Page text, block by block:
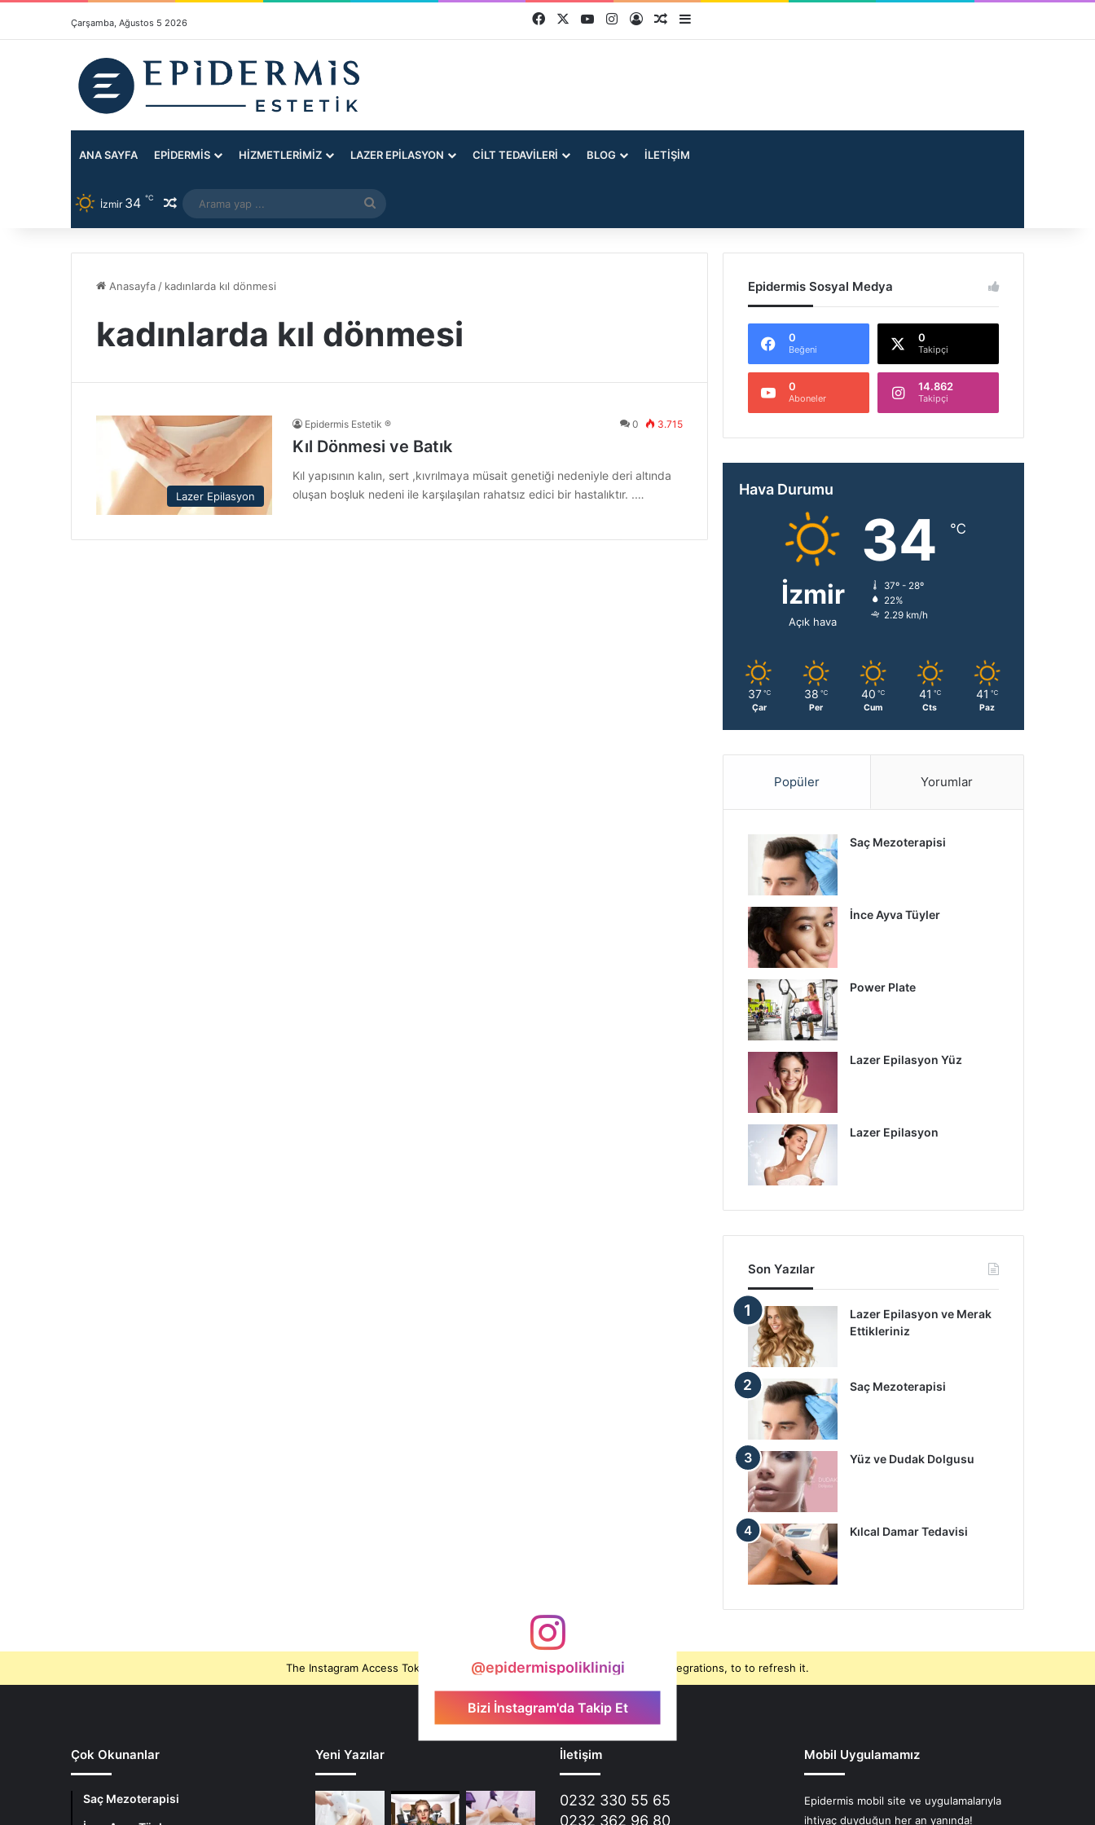
Çarşamba, Ağustos 5 2026 Facebook YouTubeInstagramKayıt OlRastgele Makale
ANA SAYFA EPIDERMIS HIZMETLERIMIZ LAZER EPILASYON CILT TEDAVILERI BLOG İLETIŞIM
İzmir 34 ℃ Rastgele Makale
yap
Anasayfa / kadınlarda kıl dönmesi
kadınlarda kıl dönmesi
Lazer Epilasyon
Epidermis Estetik ® 0 3.715
Kıl Dönmesi ve Batık
Kıl yapısının kalın, sert ,kıvrılmaya müsait genetiği nedeniyle deri altında
oluşan boşluk nedeni ile karşılaşılan rahatsız edici bir hastalıktır. .…
Epidermis Sosyal Medya
0
Beğeni
0
Takipçi
0
Aboneler
14.862
Takipçi
Hava Durumu
İzmir
Açık hava
34 ℃
37º - 28º
22%
2.29 km/h
37 ℃
Çar
38 ℃
Per
40 ℃
Cum
41 ℃
Cts
41 ℃
Paz
Popüler Yorumlar
Saç Mezoterapisi
İnce Ayva Tüyler
Power Plate
Lazer Epilasyon Yüz
Lazer Epilasyon
Son Yazılar
Lazer Epilasyon ve Merak
Ettikleriniz
Saç Mezoterapisi
Yüz ve Dudak Dolgusu
Kılcal Damar Tedavisi
@epidermispoliklinigi
Bizi İnstagram'da Takip Et
The Instagram Access Token is expired, Go to the Theme options page > Integrations, to to refresh it.
Çok Okunanlar
Saç Mezoterapisi
Yeni Yazılar İletişim
0232 330 55 65
0232 362 96 80
Mobil Uygulamamız
Epidermis mobil site ve uygulamalarıyla
ihtiyaç duyduğun her an yanında!